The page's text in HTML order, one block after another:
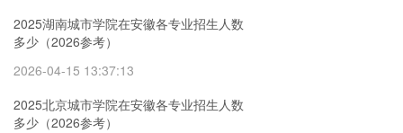
2025湖南城市学院在安徽各专业招生人数
多少（2026参考）
2026-04-15 13:37:13
2025北京城市学院在安徽各专业招生人数
多少（2026参考）